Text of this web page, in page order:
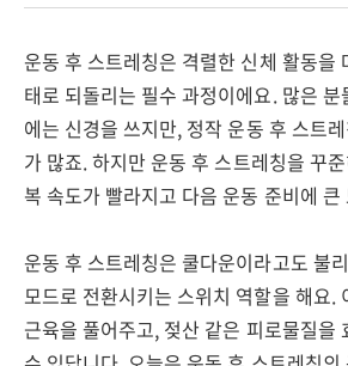
운동 후 스트레칭은 격렬한 신체 활동을
태로 되돌리는 필수 과정이에요. 많은 분
에는 신경을 쓰지만, 정작 운동 후 스트
가 많죠. 하지만 운동 후 스트레칭을 꾸
복 속도가 빨라지고 다음 운동 준비에
운동 후 스트레칭은 쿨다운이라고도 불
모드로 전환시키는 스위치 역할을 해요.
근육을 풀어주고, 젖산 같은 피로물질을